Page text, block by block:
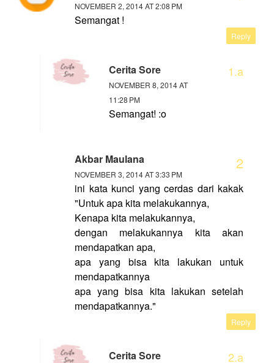
NOVEMBER 2, 2014 AT 2:08 PM
Semangat !
Reply
Cerita Sore
NOVEMBER 8, 2014 AT
11:28 PM
Semangat! :o
Akbar Maulana
NOVEMBER 3, 2014 AT 3:33 PM
ini kata kunci yang cerdas dari kakak
"Untuk apa kita melakukannya,
Kenapa kita melakukannya,
dengan melakukannya kita akan
mendapatkan apa,
apa yang bisa kita lakukan untuk
mendapatkannya
apa yang bisa kita lakukan setelah
mendapatkannya."
Reply
Cerita Sore